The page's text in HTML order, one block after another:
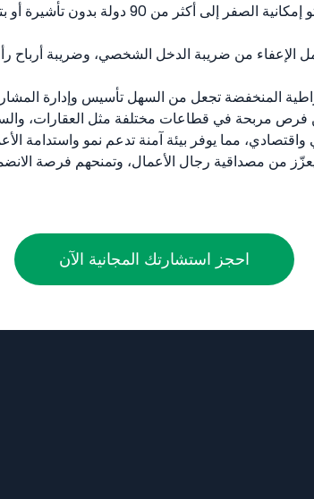
تمنحك جنسية فانواتو إمكانية
الإعفاء من ضريبة الدخل الشخصي، وضريبة
المنخفضة تجعل من السهل تأسيس وإدارة
فرص مربحة في قطاعات مختلفة مثل العقارات،
واقتصادي، مما يوفر بيئة آمنة تدعم نمو واستدامة
يعزّز من مصداقية رجال الأعمال، وتمنحهم فرصة
احجز استشارتك المجانية الآن